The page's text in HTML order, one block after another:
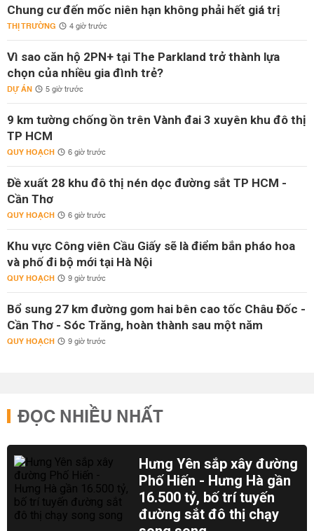
Chung cư đến mốc niên hạn không phải hết giá trị
THỊ TRƯỜNG 4 giờ trước
Vì sao căn hộ 2PN+ tại The Parkland trở thành lựa
chọn của nhiều gia đình trẻ?
DỰ ÁN 5 giờ trước
9 km tường chống ồn trên Vành đai 3 xuyên khu đô thị
TP HCM
QUY HOẠCH 6 giờ trước
Đề xuất 28 khu đô thị nén dọc đường sắt TP HCM -
Cần Thơ
QUY HOẠCH 6 giờ trước
Khu vực Công viên Cầu Giấy sẽ là điểm bắn pháo hoa
và phố đi bộ mới tại Hà Nội
QUY HOẠCH 9 giờ trước
Bổ sung 27 km đường gom hai bên cao tốc Châu Đốc -
Cần Thơ - Sóc Trăng, hoàn thành sau một năm
QUY HOẠCH 9 giờ trước
ĐỌC NHIỀU NHẤT
Hưng Yên sắp xây đường
Phố Hiến - Hưng Hà gần
16.500 tỷ, bố trí tuyến
đường sắt đô thị chạy